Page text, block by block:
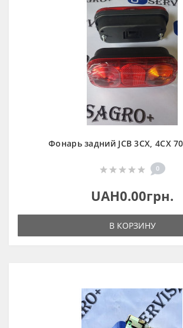
Фонарь задний JCB 3CX, 4CX
0
UAH0.00грн.
В КОРЗИНУ